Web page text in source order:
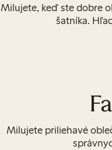
Milujete, keď ste dobre
šatníka.
Milujete priliehavé